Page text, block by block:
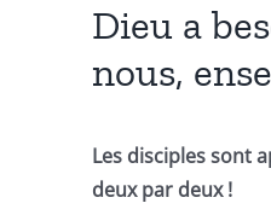
Dieu a
nous,
Les disciples sont
deux par deux !